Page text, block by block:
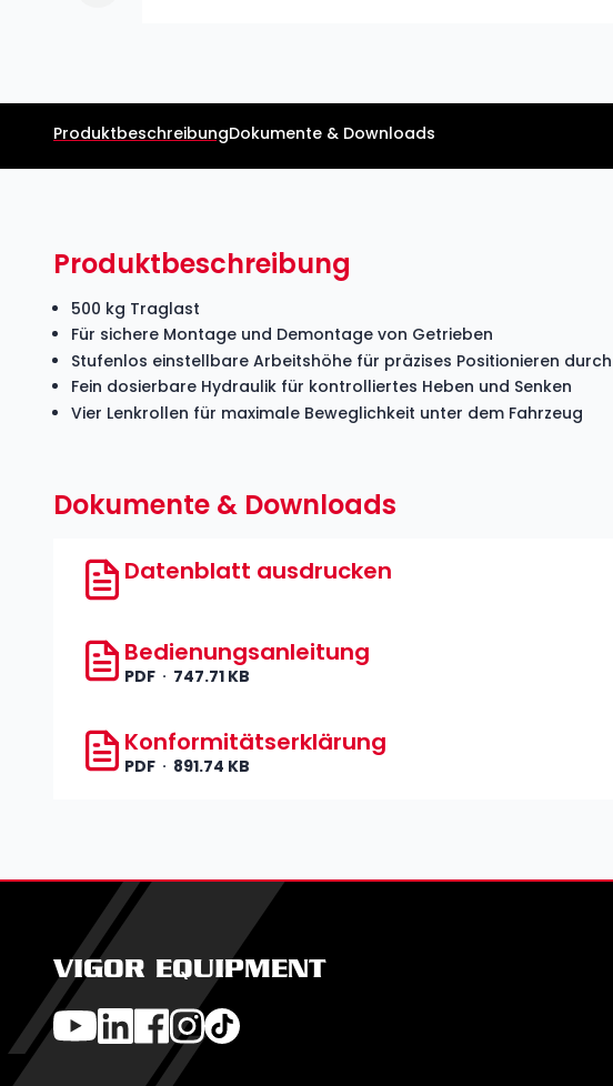
ProduktbeschreibungDokumente & Downloads
Produktbeschreibung
500 kg Traglast
Für sichere Montage und Demontage von Getrieben
Stufenlos einstellbare Arbeitshöhe für präzises Positionieren
Fein dosierbare Hydraulik für kontrolliertes Heben und Senken
Vier Lenkrollen für maximale Beweglichkeit unter dem Fahrzeug
Dokumente & Downloads
Datenblatt ausdrucken
Bedienungsanleitung
PDF 747.71 KB
Konformitätserklärung
PDF 891.74 KB
VIGOR EQUIPMENT